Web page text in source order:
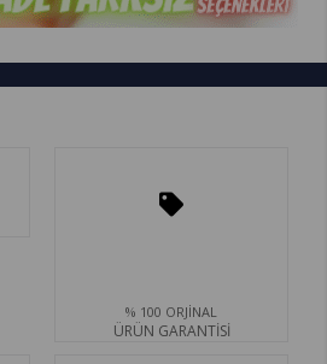
% 100 ORJİNAL
ÜRÜN GARANTİSİ